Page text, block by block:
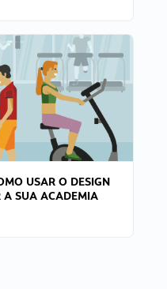
USAR O DESIGN
A SUA ACADEMIA